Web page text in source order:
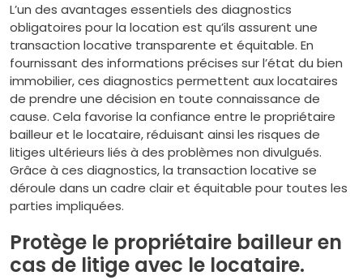
L’un des avantages essentiels des diagnostics
obligatoires pour la location est qu’ils assurent une
transaction locative transparente et équitable. En
fournissant des informations précises sur l’état du bien
immobilier, ces diagnostics permettent aux locataires
de prendre une décision en toute connaissance de
cause. Cela favorise la confiance entre le propriétaire
bailleur et le locataire, réduisant ainsi les risques de
litiges ultérieurs liés à des problèmes non divulgués.
Grâce à ces diagnostics, la transaction locative se
déroule dans un cadre clair et équitable pour toutes les
parties impliquées.
Protège le propriétaire bailleur en
cas de litige avec le locataire.